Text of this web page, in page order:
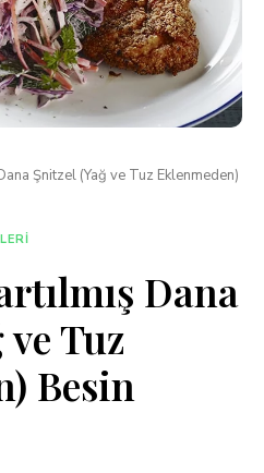
Şnitzel (Yağ ve Tuz Eklenmeden)
Dana
Tuz
Besin